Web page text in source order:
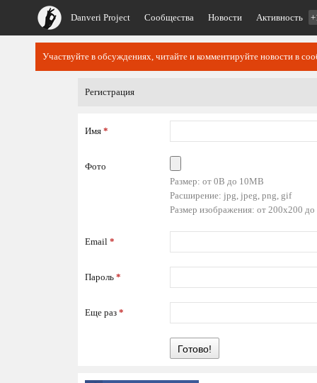
Danveri Project Сообщества Новости Активность
Участвуйте в обсуждениях, читайте и комментируйте новости в
Регистрация
Имя *
Фото
Размер: от 0B до 10MB
Расширение: jpg, jpeg, png, gif
Размер изображения: от 200x200
Email *
Пароль *
Еще раз *
Готово!